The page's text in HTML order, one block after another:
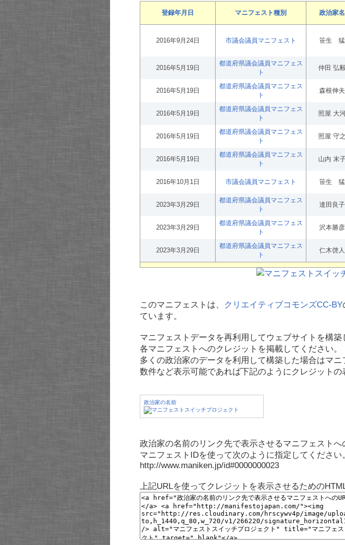
登録年月日 マニフェスト種別 政治家名
2016年9月24日 市議会議員マニフェスト 笹生 猛
2016年5月19日
都道府県議会議員マニフェス
ト
仲田 弘
2016年5月19日
都道府県議会議員マニフェス
ト
森根伸夫
2016年5月19日
都道府県議会議員マニフェス
ト
照屋 大
2016年5月19日
都道府県議会議員マニフェス
ト
照屋 守之
2016年5月19日
都道府県議会議員マニフェス
ト
山内 末
2016年10月1日 市議会議員マニフェスト 笹生 猛
2023年3月29日
都道府県議会議員マニフェス
ト
達田良子
2023年3月29日
都道府県議会議員マニフェス
ト
沢本勝彦
2023年3月29日
都道府県議会議員マニフェス
ト
仁木啓人
このマニフェストは、 クリエイティブコモンズCC-BY
ています。
マニフェストデータを再利用してウェブサイトを構築
各マニフェストへのクレジットを掲載してください。
多くの政治家のデータを利用して構築した場合はマ
数件など表示可能であれば下記のようにクレジットの
政治家の名前
政治家の名前のリンク先で表示させるマニフェストへ
マニフェストIDを使って次のように指定してください
http://www.maniken.jp/id#0000000023
上記URLを使ってクレジットを表示させるための